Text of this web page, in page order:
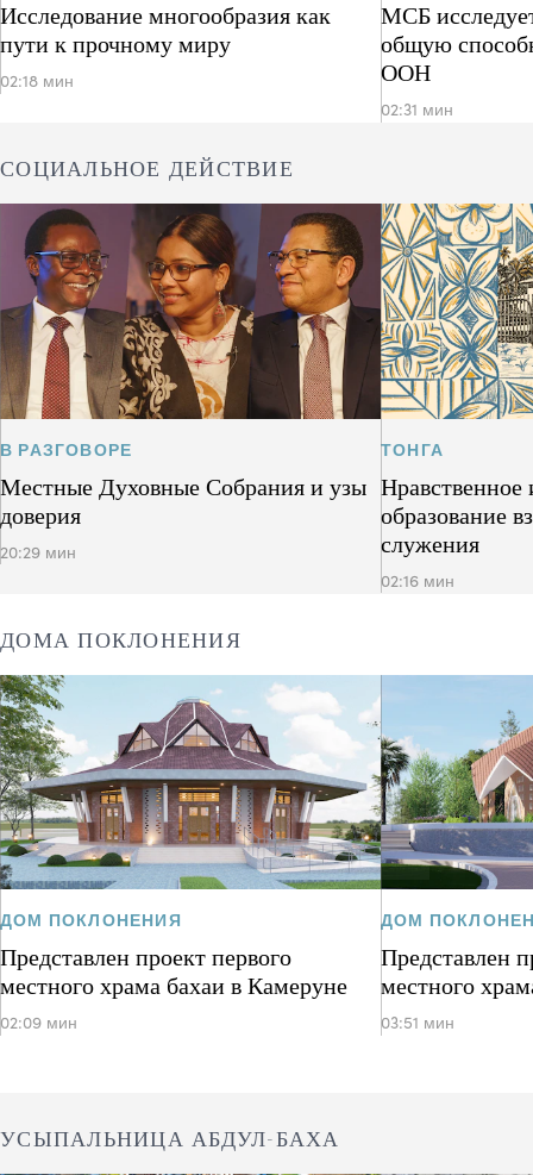
Исследование многообразия как
пути к прочному миру
02:18 мин
МСБ
общую
ООН
02:31 мин
СОЦИАЛЬНОЕ ДЕЙСТВИЕ
В РАЗГОВОРЕ
Местные Духовные Собрания и узы
доверия
20:29 мин
ТОНГА
Нравственное
образование
служения
02:16 мин
ДОМА ПОКЛОНЕНИЯ
ДОМ ПОКЛОНЕНИЯ
Представлен проект первого
местного храма бахаи в Камеруне
02:09 мин
ДОМ
Представлен
местного
03:51 мин
УСЫПАЛЬНИЦА АБДУЛ-БАХА